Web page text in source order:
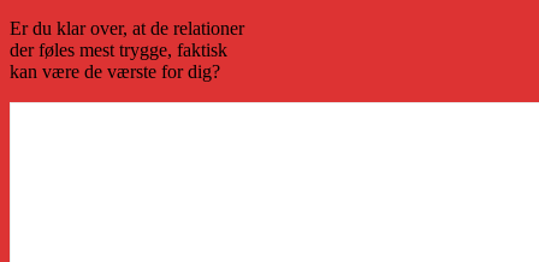
Er du klar over, at de relationer
der føles mest trygge, faktisk
kan være de værste for dig?